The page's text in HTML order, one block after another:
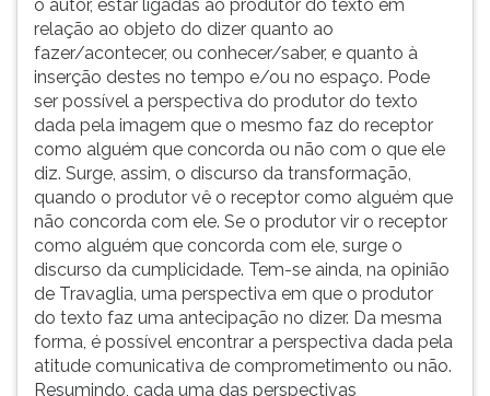
o autor, estar ligadas ao produtor do texto em
relação ao objeto do dizer quanto ao
fazer/acontecer, ou conhecer/saber, e quanto à
inserção destes no tempo e/ou no espaço. Pode
ser possível a perspectiva do produtor do texto
dada pela imagem que o mesmo faz do receptor
como alguém que concorda ou não com o que ele
diz. Surge, assim, o discurso da transformação,
quando o produtor vê o receptor como alguém que
não concorda com ele. Se o produtor vir o receptor
como alguém que concorda com ele, surge o
discurso da cumplicidade. Tem-se ainda, na opinião
de Travaglia, uma perspectiva em que o produtor
do texto faz uma antecipação no dizer. Da mesma
forma, é possível encontrar a perspectiva dada pela
atitude comunicativa de comprometimento ou não.
Resumindo, cada uma das perspectivas